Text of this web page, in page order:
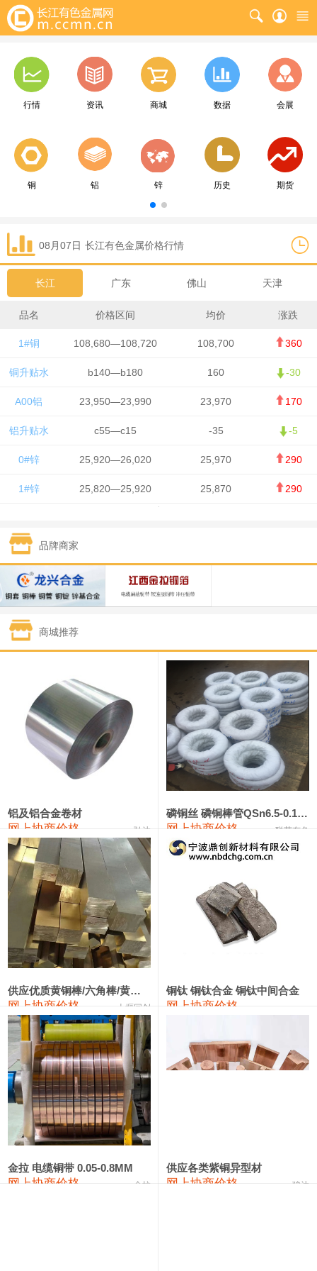
行情 资讯 商城 数据 会展
铜 铝 锌 历史 期货
08月07日 长江有色金属价格行情
长江 广东 佛山 天津
品名 价格区间 均价 涨跌
1#铜 108,680—108,720 108,700 360
铜升贴水 b140—b180 160 -30
A00铝 23,950—23,990 23,970 170
铝升贴水 c55—c15 -35 -5
0#锌 25,920—26,020 25,970 290
1#锌 25,820—25,920 25,870 290
1#锡 434,000—436,000
1#镍 129,550—130,750
1#白银 15,100—15,110 15,105 -70
钯金
331,000 -10,000
89,000—95,000 92,000 1,000
2#锑 85,000—91,000 88,000 1,000
1#镁 17,000—18,000 17,500 0
18,900—19,100 19,000 100
1#电解锰(99.7%袋装) 18,000—18,200 18,100 100
1#铬 60,000—82,000
553#硅 9,300—9,500
441#硅 9,600—9,800 9,700
3303#硅 10,300—10,500 10,400
2202#硅 14,100—14,300
金属硅3303#-2202# 10,400—14,200 12,300 0
漆包线 111,970—115,970 113,970
磷铜合金 110,800—117,600 114,200 400
无氧铜丝(硬) 109,710—110,010
R410A专用紫铜管 113,700—113,700
铸造铝合金锭(A380） 26,300—26,500 26,400 100
品牌商家
商城推荐
铝及铝合金卷材
网上协商价格 弘达
磷铜丝 磷铜棒管QSn6.5-0.1 7-0.2 8-0.3
网上协商价格 联荣有色
供应优质黄铜棒/六角棒/黄铜方板
网上协商价格 十堰同创
铜钛 铜钛合金 铜钛中间合金
网上协商价格
金拉 电缆铜带 0.05-0.8MM
网上协商价格 金拉
供应各类紫铜异型材
网上协商价格 骏达